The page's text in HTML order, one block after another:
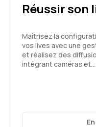
Réussir son
Maîtrisez la
vos lives avec une
et réalisez des
intégrant caméras et…